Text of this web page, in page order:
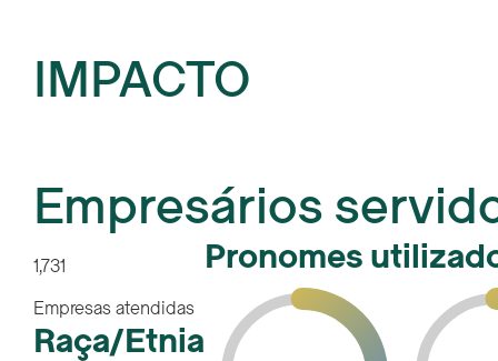
IMPACTO
Empresários
1,731
Empresas atendidas
Raça/Etnia
Pronomes